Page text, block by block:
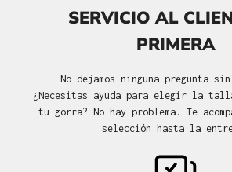
SERVICIO AL
PRIMERA
No dejamos ninguna pregunta
¿Necesitas ayuda para elegir la
tu gorra? No hay problema. Te
selección hasta la